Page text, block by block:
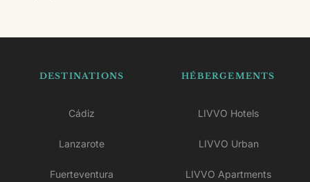
DESTINATIONS
Cádiz
Lanzarote
Fuerteventura
HÉBERGEMENTS
LIVVO Hotels
LIVVO Urban
LIVVO Apartments